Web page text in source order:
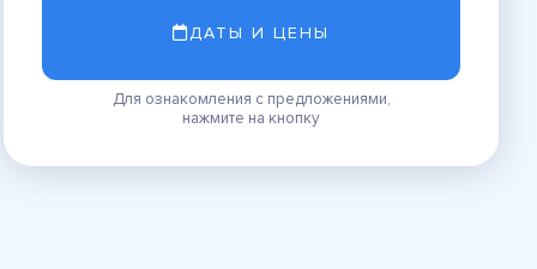
ДАТЫ И ЦЕНЫ
Для ознакомления с предложениями,
нажмите на кнопку